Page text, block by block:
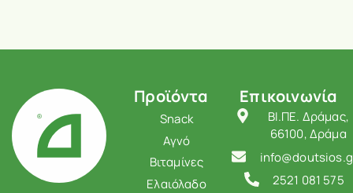
Προϊόντα
Snack
Αγνό
Βιταμίνες
Ελαιόλαδο
Επικοινωνία
ΒΙ.ΠΕ. Δράμας,
66100, Δράμα
2521 081 575